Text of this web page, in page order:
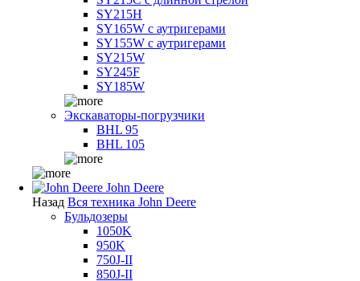
SY215H
SY165W с аутригерами
SY155W с аутригерами
SY215W
SY245F
SY185W
Экскаваторы-погрузчики
BHL 95
BHL 105
John Deere
Назад Вся техника John Deere
Бульдозеры
1050K
950K
750J-II
850J-II